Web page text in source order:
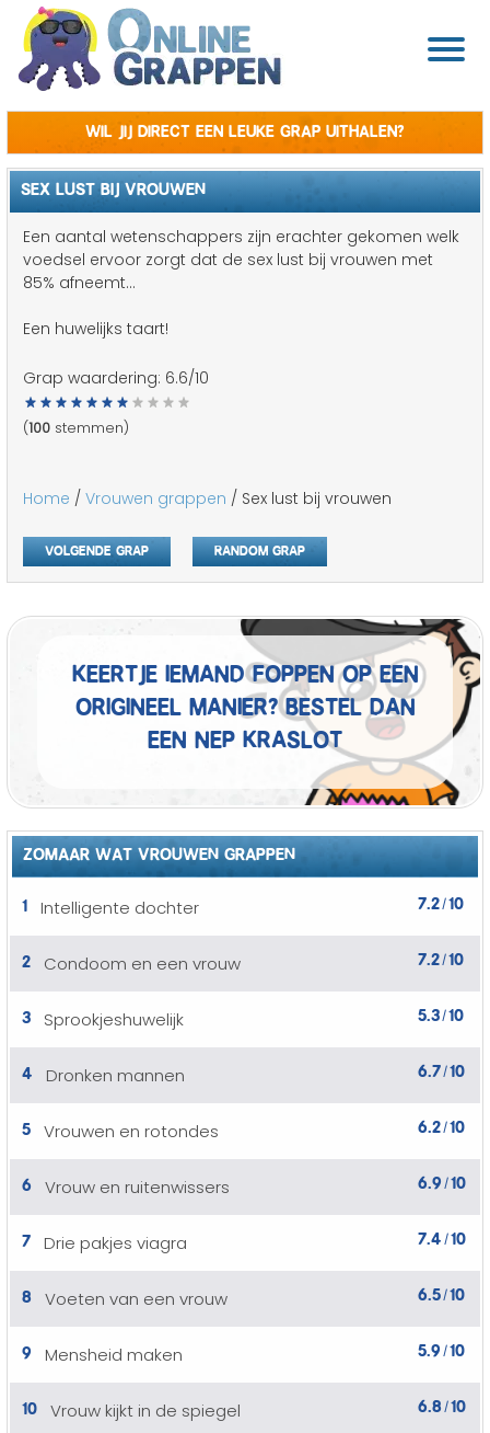
Wil jij direct een leuke grap uithalen?
SEX LUST BIJ VROUWEN
Een aantal wetenschappers zijn erachter gekomen welk
voedsel ervoor zorgt dat de sex lust bij vrouwen met
85% afneemt...
Een huwelijks taart!
Grap waardering: 6.6/10
(100 stemmen)
Home / Vrouwen grappen / Sex lust bij vrouwen
Volgende grap Random grap
Keertje iemand foppen op een
origineel manier? Bestel dan
een nep kraslot
ZOMAAR WAT VROUWEN GRAPPEN
1
Intelligente dochter 7.2/10
2 Condoom en een vrouw 7.2/10
3 Sprookjeshuwelijk 5.3/10
4 Dronken mannen 6.7/10
5 Vrouwen en rotondes 6.2/10
6 Vrouw en ruitenwissers 6.9 /10
7 Drie pakjes viagra 7.4 /10
8 Voeten van een vrouw 6.5/10
9 Mensheid maken 5.9 /10
10 Vrouw kijkt in de spiegel 6.8 /10